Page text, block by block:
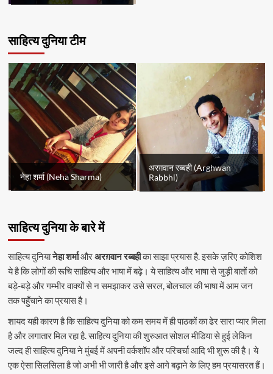
साहित्य दुनिया टीम
नेहा शर्मा (Neha Sharma)
अरग़वान रब्बही (Arghwan
Rabbhi)
साहित्य दुनिया के बारे में
साहित्य दुनियानेहा शर्माऔरअरग़वान रब्बहीका साझा प्रयास है. इसके ज़रिए कोशिश
ये है कि लोगों की रूचि साहित्य और भाषा में बढ़े। ये साहित्य और भाषा से जुड़ी बातों को
बड़े-बड़े और गम्भीर वाक्यों से न समझाकर उसे सरल, बोलचाल की भाषा में आम जन
तक पहुँचाने का प्रयास है।
शायद यही कारण है कि साहित्य दुनिया को कम समय में ही पाठकों का ढेर सारा प्यार मिला
है और लगातार मिल रहा है. साहित्य दुनिया की शुरुआत सोशल मीडिया से हुई लेकिन
जल्द ही साहित्य दुनिया ने मुंबई में अपनी वर्कशॉप और परिचर्चा आदि भी शुरू की है। ये
एक ऐसा सिलसिला है जो अभी भी जारी है और इसे आगे बढ़ाने के लिए हम प्रयासरत हैं।